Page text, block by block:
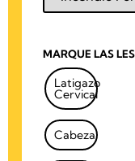
MARQUE LAS
Latigazo
Cervical
Cabeza